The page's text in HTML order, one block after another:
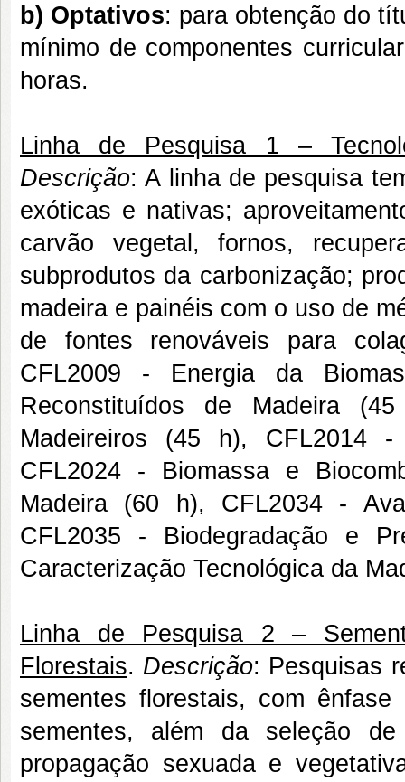
b) Optativos: para obtenção do
mínimo de componentes
horas.
Linha de Pesquisa 1 –
Descrição: A linha de pesquisa
exóticas e nativas;
carvão vegetal, fornos,
subprodutos da carbonização;
madeira e painéis com o uso de
de fontes renováveis para
CFL2009 - Energia da
Reconstituídos de Madeira
Madeireiros (45 h), CFL2014
CFL2024 - Biomassa e
Madeira (60 h), CFL2034 -
CFL2035 - Biodegradação e
Caracterização Tecnológica da
Linha de Pesquisa 2 –
Florestais. Descrição: Pesquisas
sementes florestais, com
sementes, além da seleção
propagação sexuada e